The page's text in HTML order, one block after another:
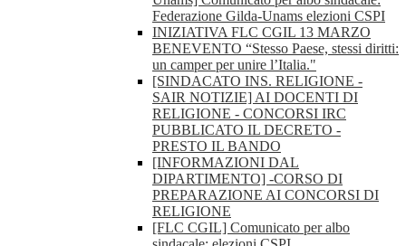
Federazione Gilda-Unams elezioni CSPI
INIZIATIVA FLC CGIL 13 MARZO
BENEVENTO “Stesso Paese, stessi diritti:
un camper per unire l’Italia."
[SINDACATO INS. RELIGIONE -
SAIR NOTIZIE] AI DOCENTI DI
RELIGIONE - CONCORSI IRC
PUBBLICATO IL DECRETO -
PRESTO IL BANDO
[INFORMAZIONI DAL
DIPARTIMENTO] -CORSO DI
PREPARAZIONE AI CONCORSI DI
RELIGIONE
[FLC CGIL] Comunicato per albo